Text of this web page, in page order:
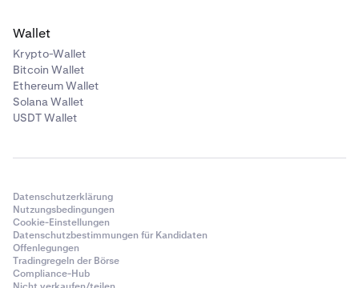
Wallet
Krypto-Wallet
Bitcoin Wallet
Ethereum Wallet
Solana Wallet
USDT Wallet
Datenschutzerklärung
Nutzungsbedingungen
Cookie-Einstellungen
Datenschutzbestimmungen für Kandidaten
Offenlegungen
Tradingregeln der Börse
Compliance-Hub